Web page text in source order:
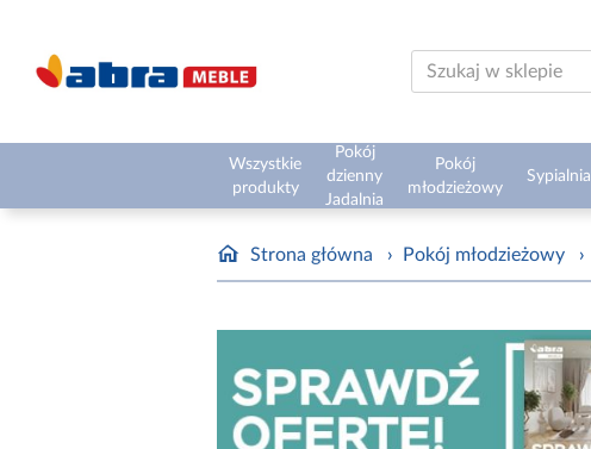
Wszystkie
produkty
Pokój
dzienny
Jadalnia
Pokój
młodzieżowy
Sypialnia
Strona główna › Pokój młodzieżowy ›